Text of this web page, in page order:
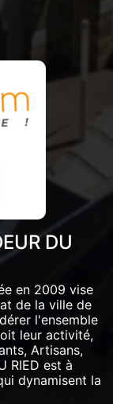
DU
en 2009 vise
de la ville de
l'ensemble
leur activité,
Artisans,
RIED est à
dynamisent la